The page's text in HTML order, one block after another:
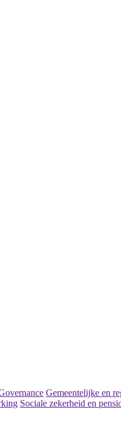
Gemeentelijke en
Sociale zekerheid en